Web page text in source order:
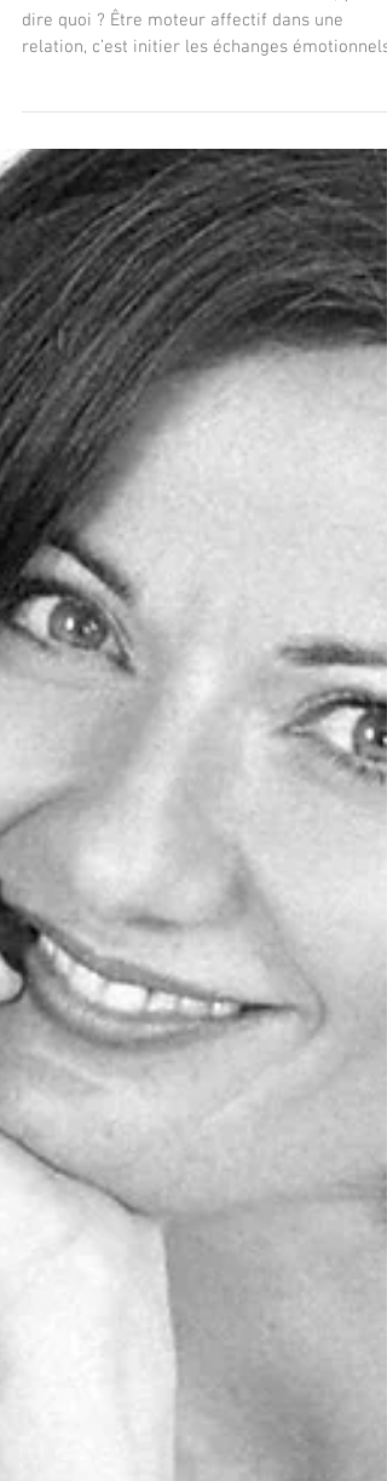
Être "moteur affectif"
Être "moteur affectif" dans une relation, ça veut
dire quoi ? Être moteur affectif dans une
relation, c’est initier les échanges émotionnels :
exprimer ses sentiments, proposer des
moments de partage, ouvrir le dialogue quand
quelque chose ne va pas, maintenir le lien
affectif au quotidien. Ce rôle n’indique pas que
l’on aime davantage, mais que l’on a plus de
facilité à mettre l’émotion en action. On donne
rythme relationnel, on relance la connexion, on
aide la relation à